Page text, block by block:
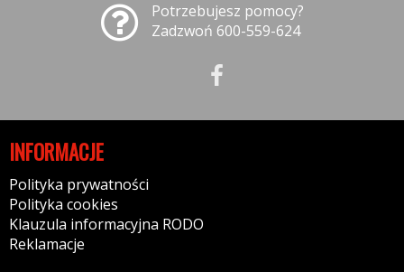
Potrzebujesz pomocy?
Zadzwoń 600-559-624
INFORMACJE
Polityka prywatności
Polityka cookies
Klauzula informacyjna RODO
Reklamacje